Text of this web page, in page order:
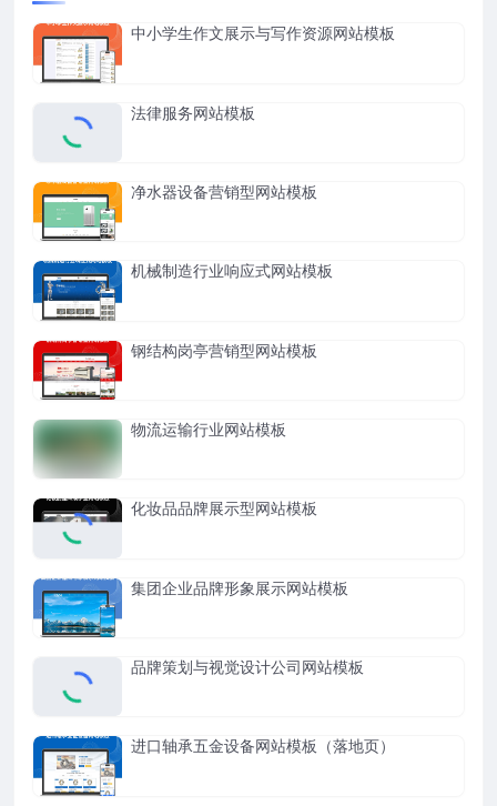
中小学生作文展示与写作资源网站模板
法律服务网站模板
净水器设备营销型网站模板
机械制造行业响应式网站模板
钢结构岗亭营销型网站模板
物流运输行业网站模板
化妆品品牌展示型网站模板
集团企业品牌形象展示网站模板
品牌策划与视觉设计公司网站模板
进口轴承五金设备网站模板（落地页）